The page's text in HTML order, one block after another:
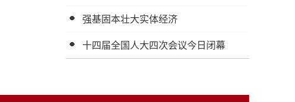
强基固本壮大实体经济
十四届全国人大四次会议今日闭幕